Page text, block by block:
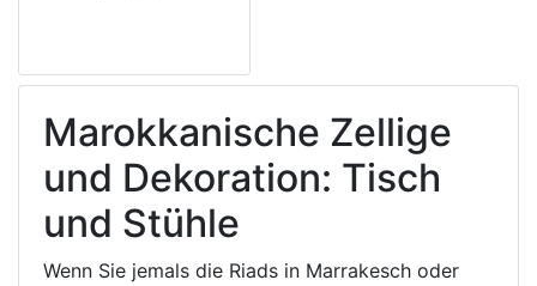
Marokkanische Zellige
und Dekoration: Tisch
und Stühle
Wenn Sie jemals die Riads in Marrakesch oder